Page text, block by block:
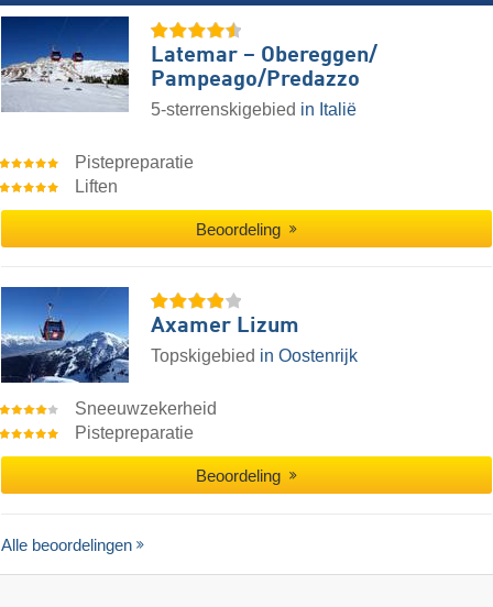
Latemar – Obereggen/​
Pampeago/​Predazzo
5-sterrenskigebied in Italië
Pistepreparatie
Liften
Beoordeling
Axamer Lizum
Topskigebied in Oostenrijk
Sneeuwzekerheid
Pistepreparatie
Beoordeling
Alle beoordelingen